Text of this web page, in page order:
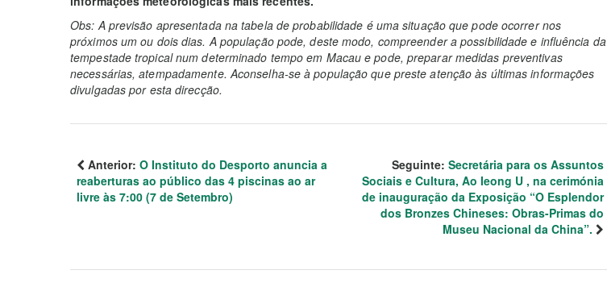
Obs: A previsão apresentada na tabela de probabilidade é uma situação que pode ocorrer nos
próximos um ou dois dias. A população pode, deste modo, compreender a possibilidade e influência da
tempestade tropical num determinado tempo em Macau e pode, preparar medidas preventivas
necessárias, atempadamente. Aconselha-se à população que preste atenção às últimas informações
divulgadas por esta direcção.
Anterior: O Instituto do Desporto anuncia a
reaberturas ao público das 4 piscinas ao ar
livre às 7:00 (7 de Setembro)
Seguinte: Secretária para os Assuntos
Sociais e Cultura, Ao Ieong U , na cerimónia
de inauguração da Exposição “O Esplendor
dos Bronzes Chineses: Obras-Primas do
Museu Nacional da China”.